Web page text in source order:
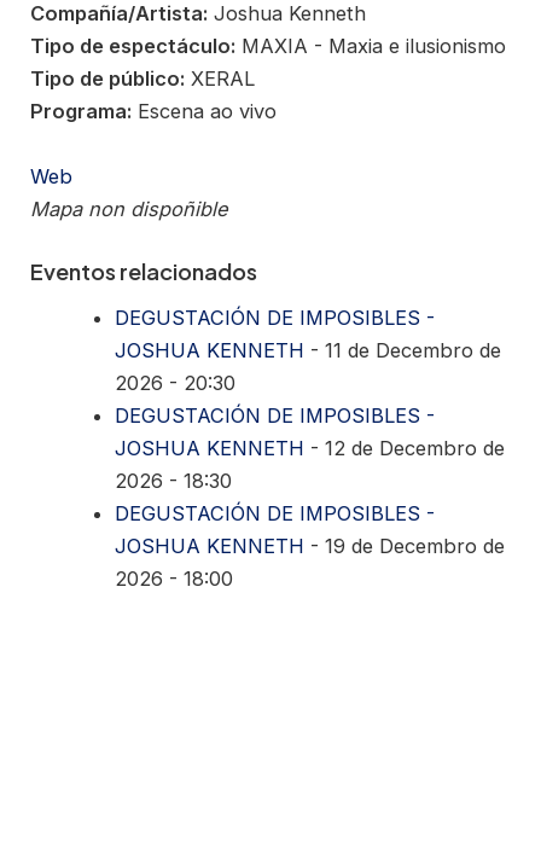
Compañía/Artista: Joshua Kenneth
Tipo de espectáculo: MAXIA - Maxia e ilusionismo
Tipo de público: XERAL
Programa: Escena ao vivo
Web
Mapa non dispoñible
Eventos relacionados
DEGUSTACIÓN DE IMPOSIBLES -
JOSHUA KENNETH - 11 de Decembro de
2026 - 20:30
DEGUSTACIÓN DE IMPOSIBLES -
JOSHUA KENNETH - 12 de Decembro de
2026 - 18:30
DEGUSTACIÓN DE IMPOSIBLES -
JOSHUA KENNETH - 19 de Decembro de
2026 - 18:00